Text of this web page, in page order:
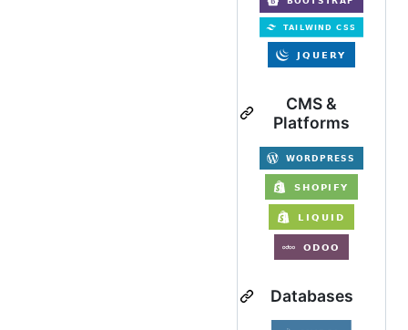
CMS &
Platforms
Databases